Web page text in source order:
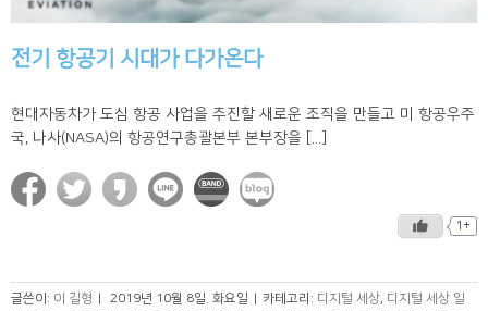
전기 항공기 시대가 다가온다
현대자동차가 도심 항공 사업을 추진할 새로운 조직을 만들고 미 항공우주
국, 나사(NASA)의 항공연구총괄본부 본부장을 [...]
1+
글쓴이: 이 길형 | 2019년 10월 8일. 화요일 | 카테고리: 디지털 세상, 디지털 세상 일